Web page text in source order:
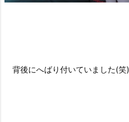
背後にへばり付いていました(笑)